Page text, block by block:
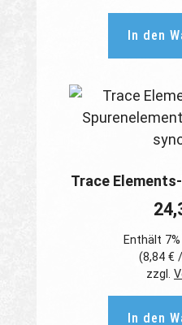
In den
Trace
Enthält
(8,84 €
zzgl.
In den